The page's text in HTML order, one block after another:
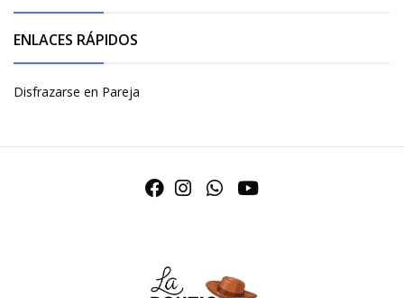
ENLACES RÁPIDOS
Disfrazarse en Pareja